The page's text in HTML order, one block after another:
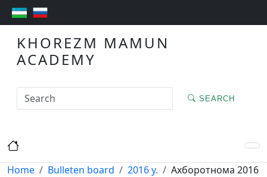
KHOREZM MAMUN
ACADEMY
SEARCH
Home Bulleten board 2016 y. Ахборотнома 2016